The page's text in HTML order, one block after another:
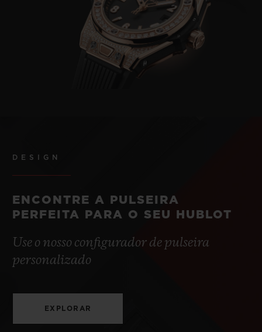
DESIGN
ENCONTRE A PULSEIRA
PERFEITA PARA O SEU HUBLOT
Use o nosso configurador de pulseira
personalizado
EXPLORAR